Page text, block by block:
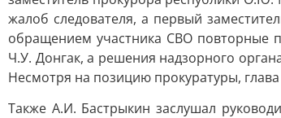
жалоб следователя, а первый
обращением участника СВО повторные
Ч.У. Донгак, а решения надзорного
Несмотря на позицию прокуратуры,
Также А.И. Бастрыкин заслушал